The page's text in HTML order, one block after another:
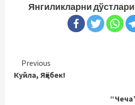
Янгиликларни
Continue
Reading
Previous
Куйла, Яҳёбек!